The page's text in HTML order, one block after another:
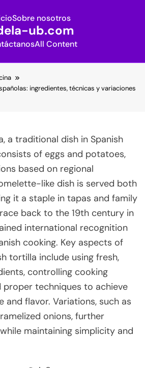
Sobre nosotros
ub.com
All Content
ingredientes, técnicas y variaciones
a traditional dish in Spanish
of eggs and potatoes,
based on regional
like dish is served both
it a staple in tapas and family
back to the 19th century in
international recognition
cooking. Key aspects of
tortilla include using fresh,
controlling cooking
proper techniques to achieve
and flavor. Variations, such as
onions, further
maintaining simplicity and